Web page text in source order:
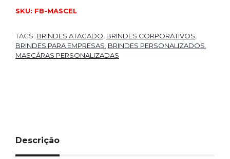
SKU: FB-MASCEL
TAGS: BRINDES ATACADO BRINDES CORPORATIVOS
BRINDES PARA EMPRESAS BRINDES PERSONALIZADOS
MASCÁRAS PERSONALIZADAS
Descrição